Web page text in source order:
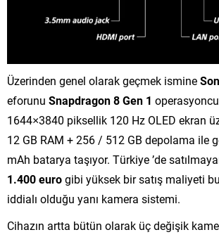
Üzerinden genel olarak geçmek ismine
eforunu Snapdragon 8 Gen 1
1644×3840 piksellik 120 Hz OLED ekran
12 GB RAM + 256 / 512 GB depolama ile
mAh batarya taşıyor. Türkiye ’de
1.400 eurogibi yüksek bir satış maliyeti
iddialı olduğu yanı kamera sistemi.
Cihazın artta bütün olarak üç değişik